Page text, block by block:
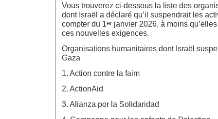
Vous trouverez ci-dessous la liste des
dont Israël a déclaré qu’il suspendrait les
compter du 1er janvier 2026, à moins
ces nouvelles exigences.
Organisations humanitaires dont Israël
Gaza
1. Action contre la faim
2. ActionAid
3. Alianza por la Solidaridad